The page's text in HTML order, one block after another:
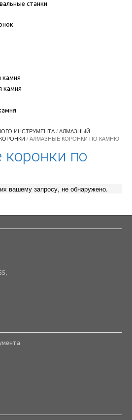
станки
камня
ИНСТРУМЕНТА/АЛМАЗНЫЙ
/ АЛМАЗНЫЕ КОРОНКИ ПО КАМНЮ
по
вашему запросу, не обнаружено.
,